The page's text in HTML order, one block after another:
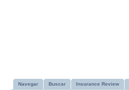
Navegar Buscar Insurance Review